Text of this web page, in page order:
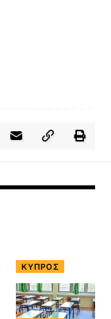
ΚΎΠΡΟΣ